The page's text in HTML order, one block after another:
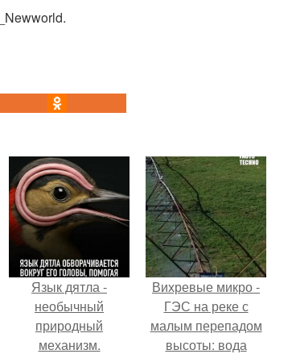
Язык дятла -
необычный
природный
механизм.
Вихревые микро -
ГЭС на реке с
малым перепадом
высоты: вода